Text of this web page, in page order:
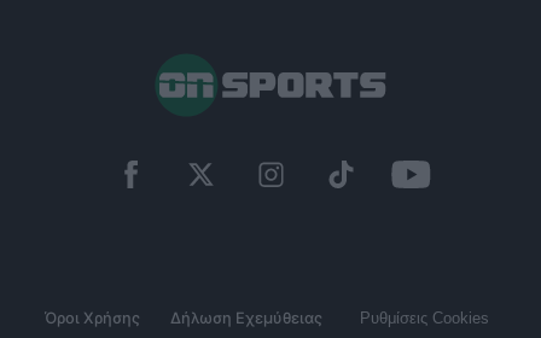
Όροι Χρήσης Δήλωση Εχεμύθειας Ρυθμίσεις Cookies